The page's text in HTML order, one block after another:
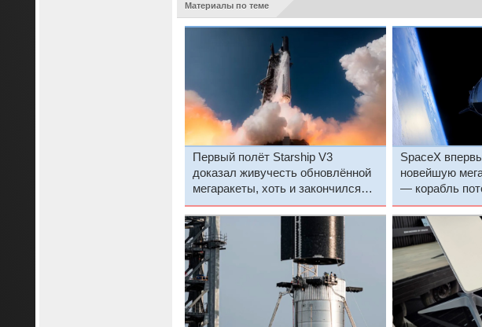
Материалы по теме
Первый полёт Starship V3
доказал живучесть обновлённой
мегаракеты, хоть и закончился
взрывом
SpaceX
новейшую
— корабль
продолжил